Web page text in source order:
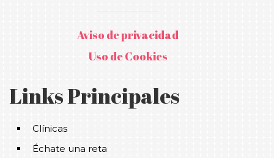
Aviso de privacidad
Uso de Cookies
Links Principales
Clínicas
Échate una reta